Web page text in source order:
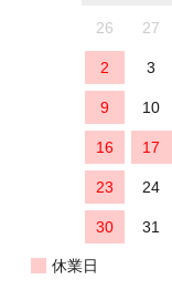
26 27
2 3
9 10
16 17
23 24
30 31
休業日